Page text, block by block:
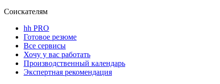
Соискателям
hh PRO
Готовое резюме
Все сервисы
Хочу у вас работать
Производственный календарь
Экспертная рекомендация